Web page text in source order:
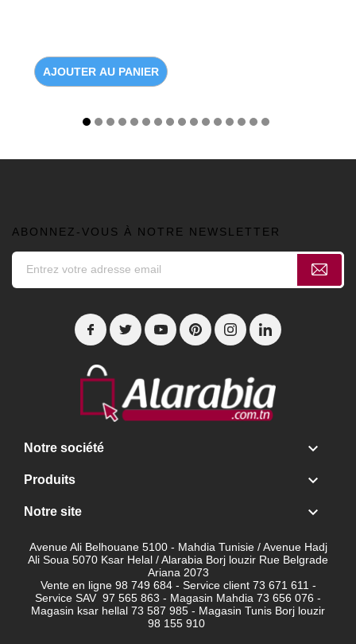
AJOUTER AU PANIER
ABONNEZ-VOUS À NOTRE NEWSLETTER
Notre société 
Produits 
Notre site 
Avenue Ali Belhouane 5100 - Mahdia Tunisie / Avenue Hadj
Ali Soua 5070 Ksar Helal / Alarabia Borj louzir Rue Belgrade
Ariana 2073
Vente en ligne 98 749 684 - Service client 73 671 611 -
Service SAV 97 565 863 - Magasin Mahdia 73 656 076 -
Magasin ksar hellal 73 587 985 - Magasin Tunis Borj louzir
98 155 910